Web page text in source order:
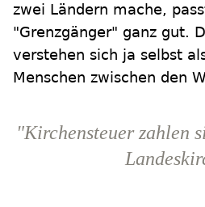
zwei Ländern mache,
"Grenzgänger" ganz gut.
verstehen sich ja selbst
Menschen zwischen den
"Kirchensteuer zahlen